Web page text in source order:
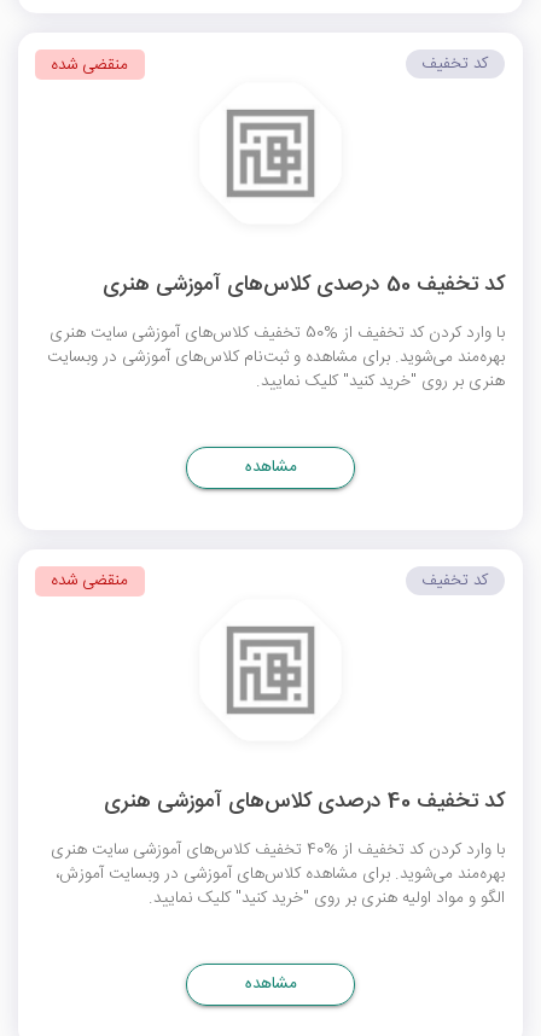
کد تخفیف 50 درصدی کلاس‌های آموزشی هنری
با وارد کردن کد تخفیف از %50 تخفیف کلاس‌های آموزشی سایت هنری
بهره‌مند می‌شوید. برای مشاهده و ثبت‌نام کلاس‌های آموزشی در وبسایت
هنری بر روی "خرید کنید" کلیک نمایید.
کد تخفیف منقضی شده
مشاهده
کد تخفیف 40 درصدی کلاس‌های آموزشی هنری
با وارد کردن کد تخفیف از %40 تخفیف کلاس‌های آموزشی سایت هنری
بهره‌مند می‌شوید. برای مشاهده کلاس‌های آموزشی در وبسایت آموزش،
الگو و مواد اولیه هنری بر روی "خرید کنید" کلیک نمایید.
کد تخفیف منقضی شده
مشاهده